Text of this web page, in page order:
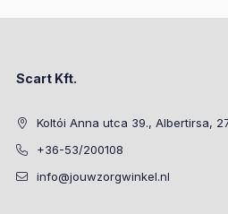
Scart Kft.
Koltói Anna utca 39., Albertirsa,
+36-53/200108
info@jouwzorgwinkel.nl